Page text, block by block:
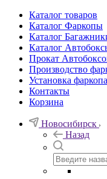
Каталог товаров
Каталог Фаркопы
Каталог
Каталог
Прокат
Производство
Установка фаркопа
Контакты
Корзина
Новосибирск
Назад